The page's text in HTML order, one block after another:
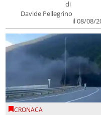
di
Davide Pellegrino
il 08/08/
CRONACA